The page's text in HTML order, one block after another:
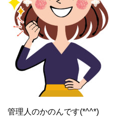
管理人のかのんです(*^^*)